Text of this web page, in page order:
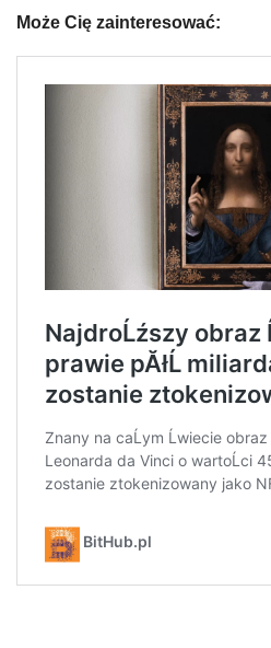
Może Cię zainteresować: